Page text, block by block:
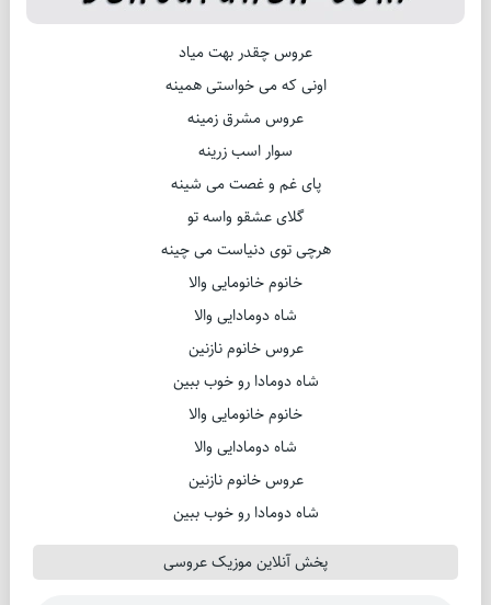
عروس چقدر بهت میاد
اونی که می خواستی همینه
عروس مشرق زمینه
سوار اسب زرینه
پای غم و غصت می شینه
گلای عشقو واسه تو
هرچی توی دنیاست می چینه
خانوم خانومایی والا
شاه دومادایی والا
عروس خانوم نازنین
شاه دومادا رو خوب ببین
خانوم خانومایی والا
شاه دومادایی والا
عروس خانوم نازنین
شاه دومادا رو خوب ببین
پخش آنلاین موزیک عروسی